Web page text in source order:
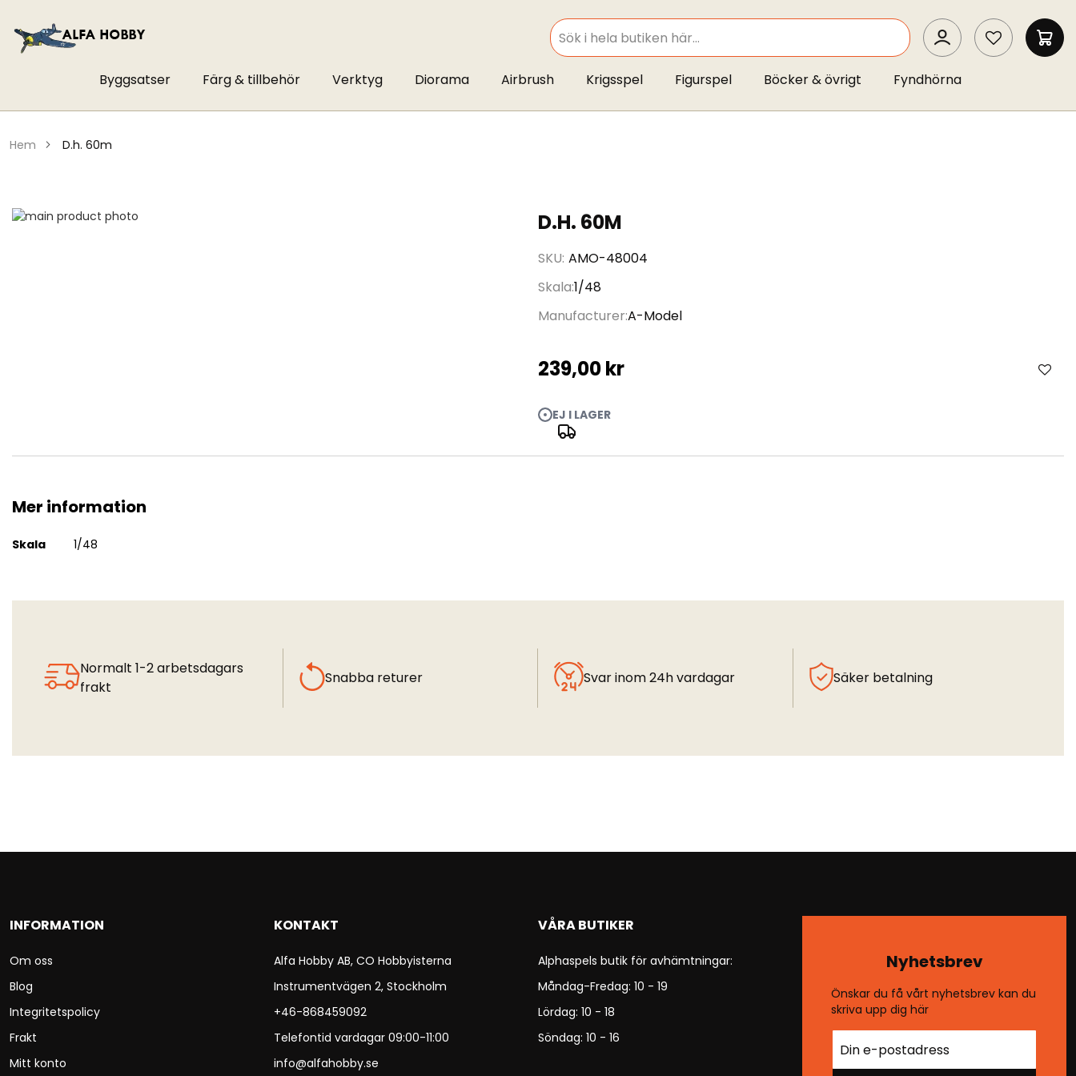
SEARCH
SEARCH
MIN
Byggsatser Färg & tillbehör Verktyg Diorama Airbrush Krigsspel Figurspel Böcker & övrigt Fyndhörna
hem d.h. 60m
D.H. 60M
SKU AMO-48004
Skala1/48
ManufacturerA-Model
239,00 kr
EJ I LAGER
Hoppa
Mer information
Mer
Skala 1/48
Normalt 1-2 arbetsdagars
frakt
Snabba returer Svar inom 24h vardagar Säker betalning
INFORMATION
Om oss
Blog
Integritetspolicy
Frakt
Mitt konto
KONTAKT
Alfa Hobby AB, CO Hobbyisterna
Instrumentvägen 2, Stockholm
+46-868459092
Telefontid vardagar 09:00-11:00
info@alfahobby.se
VÅRA BUTIKER
Alphaspels butik för avhämtningar:
Måndag-Fredag: 10 - 19
Lördag: 10 - 18
Söndag: 10 - 16
Nyhetsbrev
Önskar du få vårt nyhetsbrev kan du
skriva upp dig här